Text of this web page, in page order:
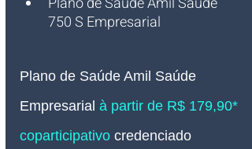
750 S Empresarial
Plano de Saúde Amil Saúde
Empresarial à partir de R$ 179,90*
coparticipativo credenciado